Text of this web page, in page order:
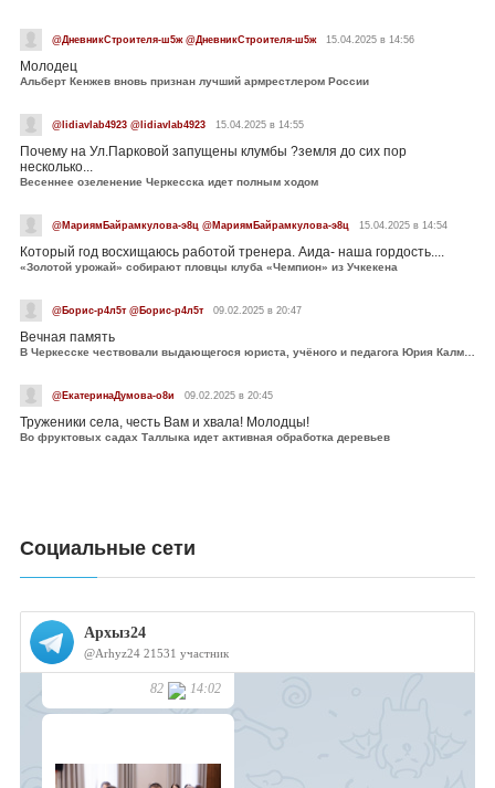
@ДневникСтроителя-ш5ж @ДневникСтроителя-ш5ж 15.04.2025 в 14:56
Молодец
Альберт Кенжев вновь признан лучший армрестлером России
@lidiavlab4923 @lidiavlab4923 15.04.2025 в 14:55
Почему на Ул.Парковой запущены клумбы ?земля до сих пор
несколько...
Весеннее озеленение Черкесска идет полным ходом
@МариямБайрамкулова-э8ц @МариямБайрамкулова-э8ц 15.04.2025 в 14:54
Который год восхищаюсь работой тренера. Аида- наша гордость....
«Золотой урожай» собирают пловцы клуба «Чемпион» из Учкекена
@Борис-р4л5т @Борис-р4л5т 09.02.2025 в 20:47
Вечная память
В Черкесске чествовали выдающегося юриста, учёного и педагога Юрия Калмыкова
@ЕкатеринаДумова-о8и 09.02.2025 в 20:45
Труженики села, честь Вам и хвала! Молодцы!
Во фруктовых садах Таллыка идет активная обработка деревьев
Социальные сети